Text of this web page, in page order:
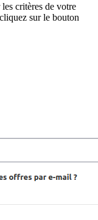
critères de votre
sur le bouton